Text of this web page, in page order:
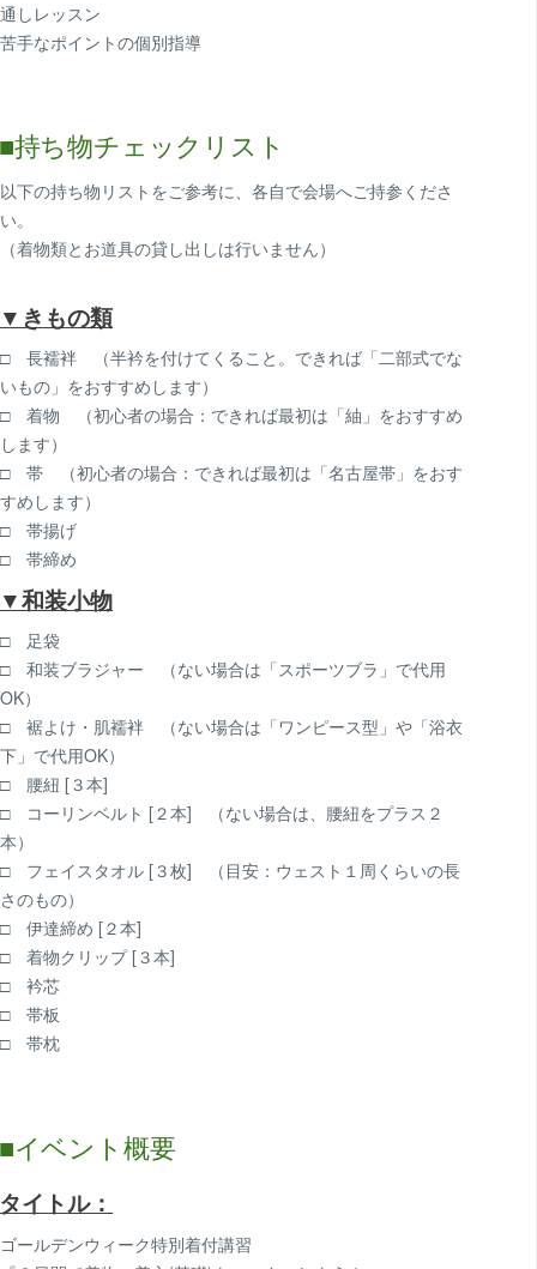
通しレッスン
苦手なポイントの個別指導
持ち物チェックリスト
以下の持ち物リストをご参考に、各自で会場へご持参くださ
い。
（着物類とお道具の貸し出しは行いません）
▼きもの類
□ 長襦袢 （半衿を付けてくること。できれば「二部式でな
いもの」をおすすめします）
□ 着物 （初心者の場合：できれば最初は「紬」をおすすめ
します）
□ 帯 （初心者の場合：できれば最初は「名古屋帯」をおす
すめします）
□ 帯揚げ
□ 帯締め
▼和装小物
□ 足袋
□ 和装ブラジャー （ない場合は「スポーツブラ」で代用
OK）
□ 裾よけ・肌襦袢 （ない場合は「ワンピース型」や「浴衣
下」で代用OK）
□ 腰紐 [３本]
□ コーリンベルト [２本] （ない場合は、腰紐をプラス２
本）
□ フェイスタオル [３枚] （目安：ウェスト１周くらいの長
さのもの）
□ 伊達締め [２本]
□ 着物クリップ [３本]
□ 衿芯
□ 帯板
□ 帯枕
イベント概要
タイトル：
ゴールデンウィーク特別着付講習